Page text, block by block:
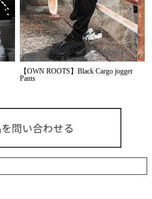
【OWN ROOTS】Black Cargo jogger
Pants